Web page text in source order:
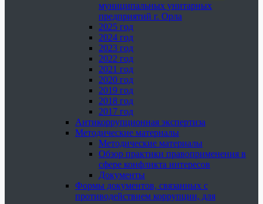
муниципальных унитарных
предприятий г. Орла
2025 год
2024 год
2023 год
2022 год
2021 год
2020 год
2019 год
2018 год
2017 год
Антикоррупционная экспертиза
Методические материалы
Методические материалы
Обзор практики правоприменения в
сфере конфликта интересов
Документы
Формы документов, связанных с
противодействием коррупции, для